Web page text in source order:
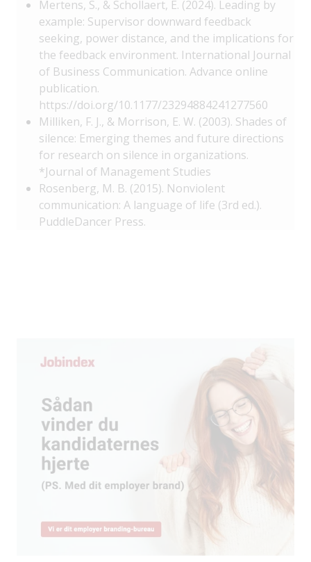
Mertens, S., & Schollaert, E. (2024). Leading by
example: Supervisor downward feedback
seeking, power distance, and the implications for
the feedback environment. International Journal
of Business Communication. Advance online
publication.
https://doi.org/10.1177/23294884241277560
Milliken, F. J., & Morrison, E. W. (2003). Shades of
silence: Emerging themes and future directions
for research on silence in organizations.
*Journal of Management Studies
Rosenberg, M. B. (2015). Nonviolent
communication: A language of life (3rd ed.).
PuddleDancer Press.